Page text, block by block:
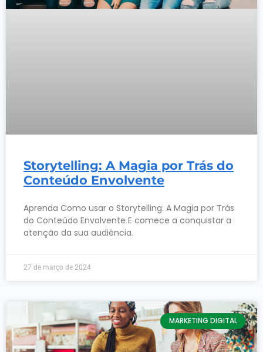
Storytelling: A Magia por Trás do
Conteúdo Envolvente
Aprenda Como usar o Storytelling: A Magia por Trás
do Conteúdo Envolvente E comece a conquistar a
atenção da sua audiência.
27 de março de 2024
MARKETING DIGITAL